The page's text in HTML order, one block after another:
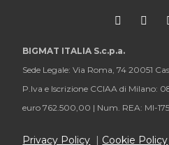
BIGMAT ITALIA S.c.p.a.
Sede Legale: Via Roma, 74 20051
P.Iva e Iscrizione CCIAA di Milano:
euro 762.500,00 | Num. REA: MI-
Privacy Policy Cookie Policy